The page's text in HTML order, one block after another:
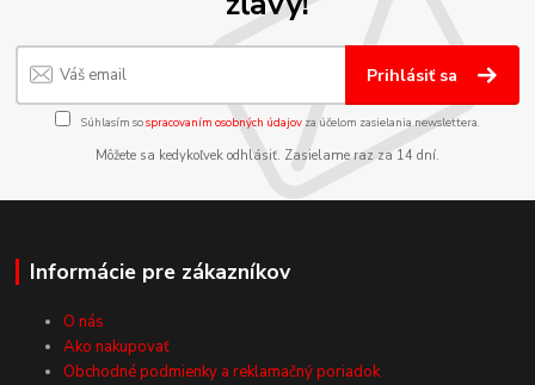
Prihlásiť sa
Súhlasím sospracovaním osobných údajov za účelom zasielania newslettera.
Môžete sa kedykoľvek odhlásiť. Zasielame raz za 14 dní.
Informácie pre zákazníkov
O nás
Ako nakupovať
Obchodné podmienky a reklamačný poriadok